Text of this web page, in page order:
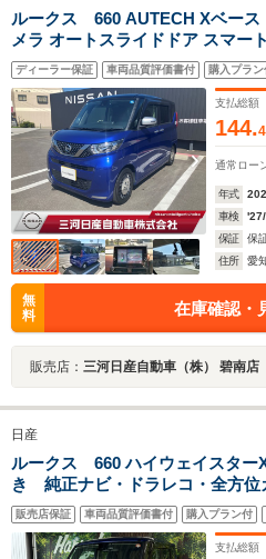
ルークス 660 AUTECH Xベー
メラ オートスライドドア スマ
シスト 踏み間違い防止 衝突軽減ブ
ディーラー保証 車両品質評価書付 購入プラン
支払総額
144.4
通常ロー
年式
車検
保証
保
住所
愛
無
料
在庫確認・
販売店： 三河日産自動車（株） 碧南店
日産
ルークス 660 ハイウェイスタ
き 純正ナビ・ドラレコ・全方位
片側電動スライドドア・天井サ
ーセンサー・USB電源・LEDヘ
販売店保証 車両品質評価書付 購入プラン付
支払総額